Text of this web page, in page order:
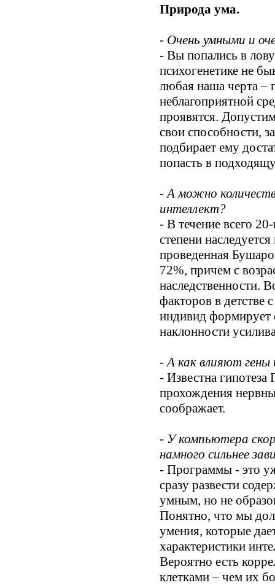
Природа ума.
- Очень умными и
- Вы попались в
психогенетике не
любая наша черта –
неблагоприятной
проявятся.
свои способности,
подбирает ему
попасть в
- А можно
интеллект?
- В течение всего
степени
проведенная
72%, причем с
наследственности.
факторов в детстве
индивид формирует
наклонности
- А как влияют гены
- Известна гипотеза
прохождения
соображает.
- У компьютера
намного сильнее
- Программы - это
сразу развести
умным, но не
Понятно, что мы
умения, которые
характеристики
Вероятно есть
клетками – чем их